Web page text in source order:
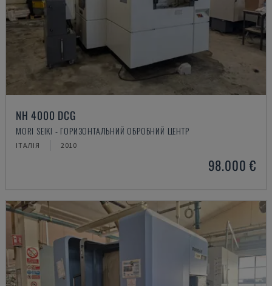
NH 4000 DCG
MORI SEIKI - ГОРИЗОНТАЛЬНИЙ ОБРОБНИЙ ЦЕНТР
ІТАЛІЯ 2010
98.000 €